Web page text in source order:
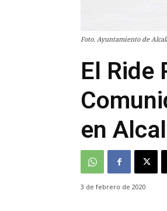
Foto. Ayuntamiento de
El Ride
en
3 de febrero de 2020